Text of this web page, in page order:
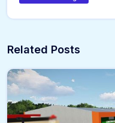
Related Posts